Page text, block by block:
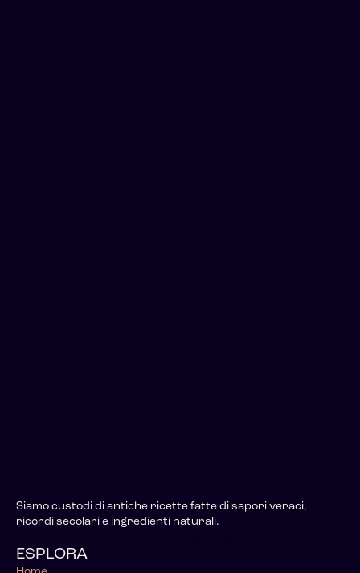
Siamo custodi di antiche ricette fatte di sapori veraci,
ricordi secolari e ingredienti naturali.
ESPLORA